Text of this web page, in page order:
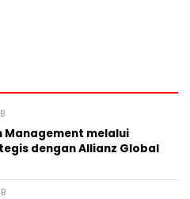
Management melalui
dengan Allianz Global